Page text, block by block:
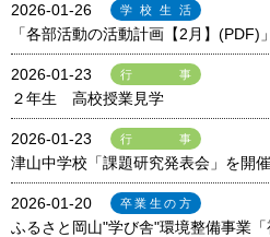
2026-01-26 学校生活
「各部活動の活動計画【2月】(PDF)
2026-01-23 行事
２年生 高校授業見学
2026-01-23 行事
津山中学校「課題研究発表会」を開
2026-01-20 卒業生の方
ふるさと岡山"学び舎"環境整備事業